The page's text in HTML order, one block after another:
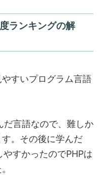
ランキングの解
すいプログラム言語
言語なので、難しか
。その後に学んだ
すかったのでPHPは